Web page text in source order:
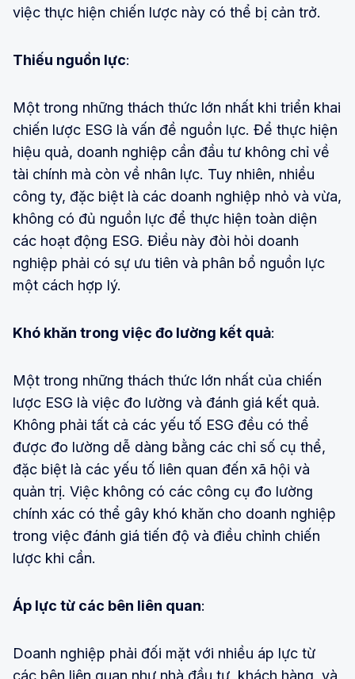
việc thực hiện chiến lược này có thể bị cản trở.
Thiếu nguồn lực:
Một trong những thách thức lớn nhất khi triển khai
chiến lược ESG là vấn đề nguồn lực. Để thực hiện
hiệu quả, doanh nghiệp cần đầu tư không chỉ về
tài chính mà còn về nhân lực. Tuy nhiên, nhiều
công ty, đặc biệt là các doanh nghiệp nhỏ và vừa,
không có đủ nguồn lực để thực hiện toàn diện
các hoạt động ESG. Điều này đòi hỏi doanh
nghiệp phải có sự ưu tiên và phân bổ nguồn lực
một cách hợp lý.
Khó khăn trong việc đo lường kết quả:
Một trong những thách thức lớn nhất của chiến
lược ESG là việc đo lường và đánh giá kết quả.
Không phải tất cả các yếu tố ESG đều có thể
được đo lường dễ dàng bằng các chỉ số cụ thể,
đặc biệt là các yếu tố liên quan đến xã hội và
quản trị. Việc không có các công cụ đo lường
chính xác có thể gây khó khăn cho doanh nghiệp
trong việc đánh giá tiến độ và điều chỉnh chiến
lược khi cần.
Áp lực từ các bên liên quan:
Doanh nghiệp phải đối mặt với nhiều áp lực từ